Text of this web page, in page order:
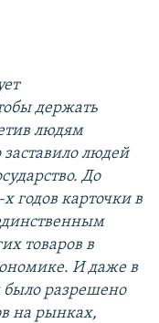
держать
людям
заставило людей
До
годов карточки в
товаров в
И даже в
было разрешено
на рынках,